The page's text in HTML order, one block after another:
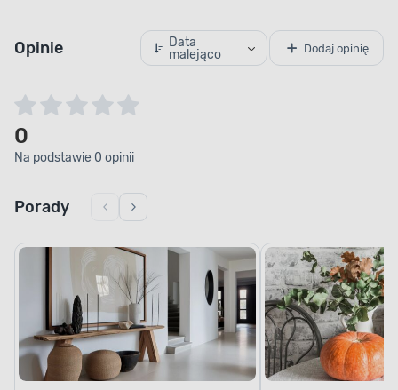
Opinie
Data
malejąco
Dodaj opinię
0
Na podstawie 0 opinii
Porady